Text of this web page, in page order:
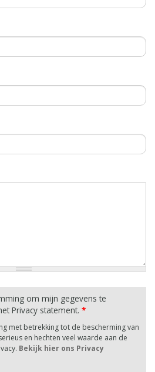
om mijn gegevens te
Privacy statement. *
met betrekking tot de bescherming van
en hechten veel waarde aan de
Bekijk hier ons Privacy